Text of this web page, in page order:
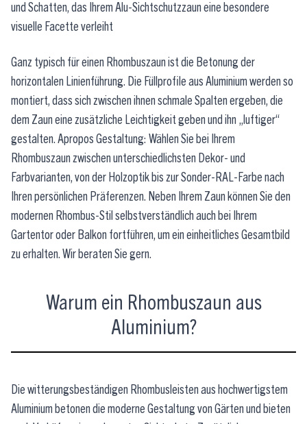
und Schatten, das Ihrem Alu-Sichtschutzzaun eine besondere
visuelle Facette verleiht
Ganz typisch für einen Rhombuszaun ist die Betonung der
horizontalen Linienführung. Die Füllprofile aus Aluminium werden so
montiert, dass sich zwischen ihnen schmale Spalten ergeben, die
dem Zaun eine zusätzliche Leichtigkeit geben und ihn „luftiger“
gestalten. Apropos Gestaltung: Wählen Sie bei Ihrem
Rhombuszaun zwischen unterschiedlichsten Dekor- und
Farbvarianten, von der Holzoptik bis zur Sonder-RAL-Farbe nach
Ihren persönlichen Präferenzen. Neben Ihrem Zaun können Sie den
modernen Rhombus-Stil selbstverständlich auch bei Ihrem
Gartentor oder Balkon fortführen, um ein einheitliches Gesamtbild
zu erhalten. Wir beraten Sie gern.
Warum ein Rhombuszaun aus
Aluminium?
Die witterungsbeständigen Rhombusleisten aus hochwertigstem
Aluminium betonen die moderne Gestaltung von Gärten und bieten